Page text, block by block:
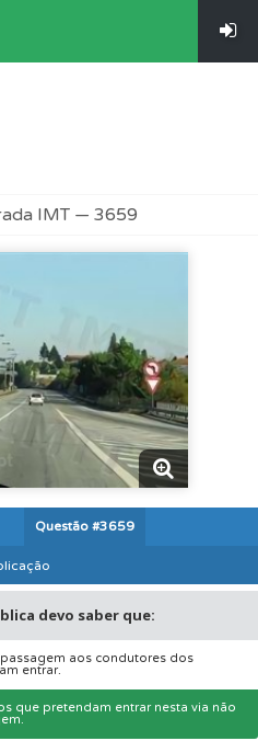
IMT — 3659
Questão #3659
devo saber que:
aos condutores dos
entrar.
que pretendam entrar nesta via não